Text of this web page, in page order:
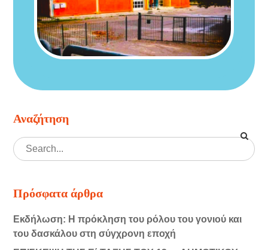
Αναζήτηση
Πρόσφατα άρθρα
Εκδήλωση: Η πρόκληση του ρόλου του γονιού και
του δασκάλου στη σύγχρονη εποχή